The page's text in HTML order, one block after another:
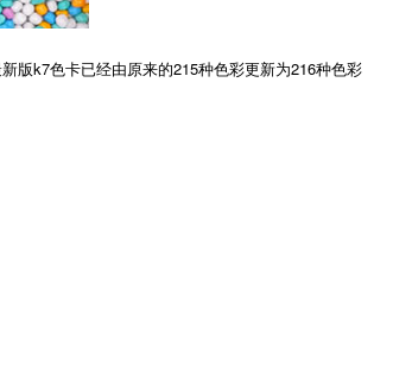
版k7色卡已经由原来的215种色彩更新为216种色彩